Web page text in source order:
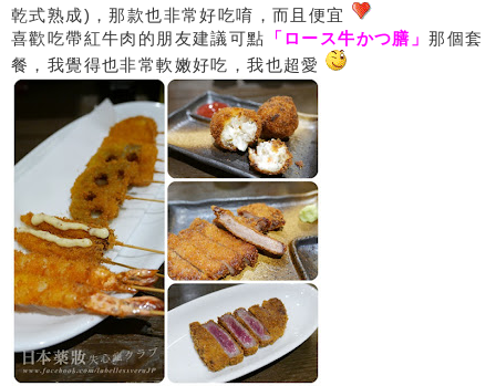
乾式熟成)，那款也非常好吃唷，而且便宜
喜歡吃帶紅牛肉的朋友建議可點 「ロース牛かつ膳」那個套
餐，我覺得也非常軟嫩好吃，我也超愛